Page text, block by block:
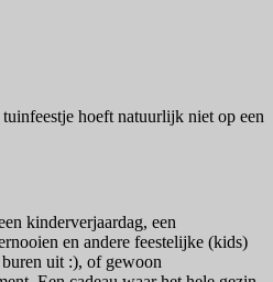
hoeft natuurlijk niet op een
kinderverjaardag, een
en andere feestelijke (kids)
uit :), of gewoon